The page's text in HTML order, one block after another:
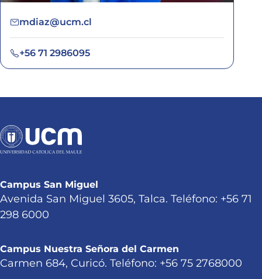
mdiaz@ucm.cl
+56 71 2986095
Campus San Miguel
Avenida San Miguel 3605, Talca. Teléfono: +56 71
298 6000
Campus Nuestra Señora del Carmen
Carmen 684, Curicó. Teléfono: +56 75 2768000